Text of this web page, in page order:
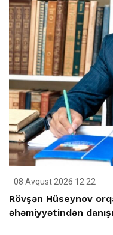
08 Avqust 2026 12:22
Rövşən Hüseynov
əhəmiyyətindən